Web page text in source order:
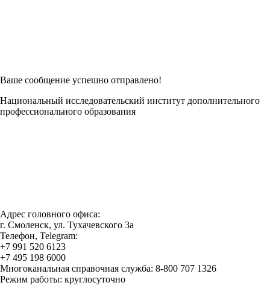
Ваше сообщение успешно отправлено!
Национальный исследовательский институт дополнительного
профессионального образования
Адрес головного офиса:
г. Смоленск, ул. Тухачевского 3а
Телефон, Telegram:
+7 991 520 6123
+7 495 198 6000
Многоканальная справочная служба: 8-800 707 1326
Режим работы: круглосуточно